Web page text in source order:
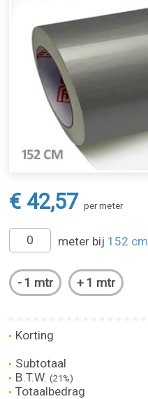
€ 42,57 per meter
meter bij 152 cm
Korting
Subtotaal
B.T.W.(21%)
Totaalbedrag